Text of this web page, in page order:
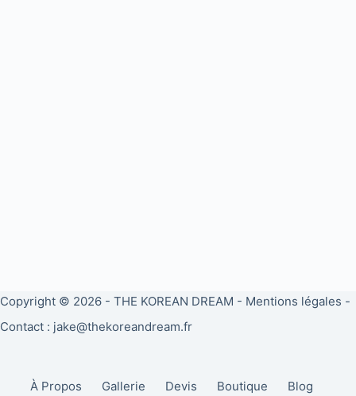
Copyright © 2026 - THE KOREAN DREAM - Mentions légales -
Contact : jake@thekoreandream.fr
À Propos Gallerie Devis Boutique Blog